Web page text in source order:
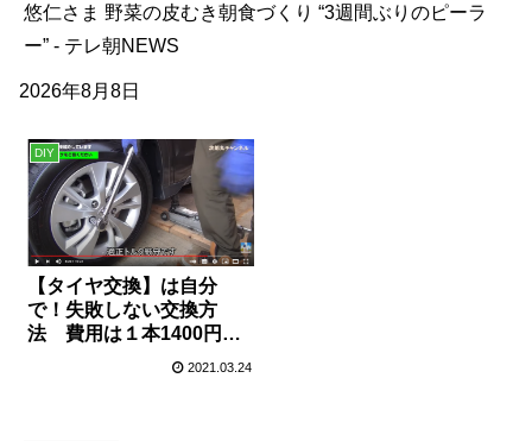
悠仁さま 野菜の皮むき朝食づくり “3週間ぶりのピーラ
ー” - テレ朝NEWS
2026年8月8日
DIY
【タイヤ交換】は自分
で！失敗しない交換方
法 費用は１本1400円～
まだディーラーやショッ
2021.03.24